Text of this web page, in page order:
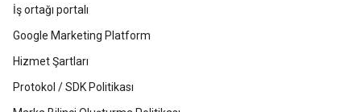
İş ortağı portalı
Google Marketing Platform
Hizmet Şartları
Protokol / SDK Politikası